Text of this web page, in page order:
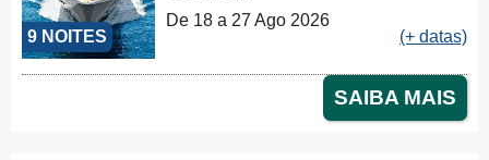
9 NOITES
De 18 a 27 Ago 2026
(+ datas)
SAIBA MAIS